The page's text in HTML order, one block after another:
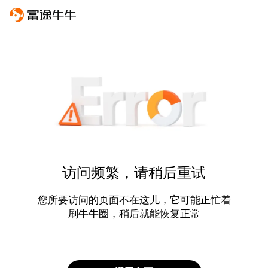
访问频繁，请稍后重试
您所要访问的页面不在这儿，它可能正忙着
刷牛牛圈，稍后就能恢复正常